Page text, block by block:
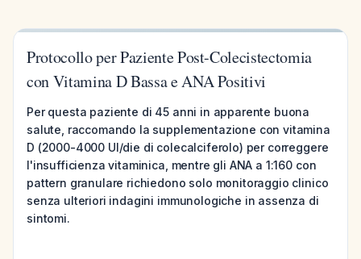
Protocollo per Paziente Post-Colecistectomia
con Vitamina D Bassa e ANA Positivi
Per questa paziente di 45 anni in apparente buona
salute, raccomando la supplementazione con vitamina
D (2000-4000 UI/die di colecalciferolo) per correggere
l'insufficienza vitaminica, mentre gli ANA a 1:160 con
pattern granulare richiedono solo monitoraggio clinico
senza ulteriori indagini immunologiche in assenza di
sintomi.